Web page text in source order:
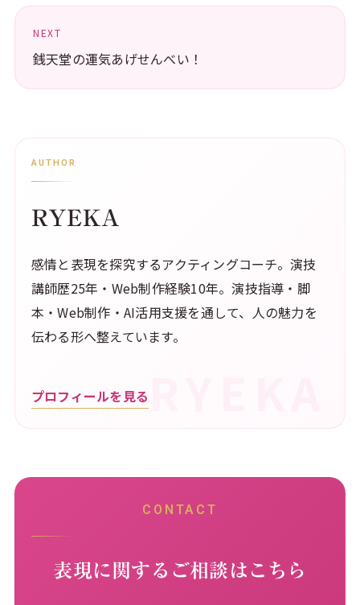
NEXT
銭天堂の運気あげせんべい！
AUTHOR
RYEKA
感情と表現を探究するアクティングコーチ。演技
講師歴25年・Web制作経験10年。演技指導・脚
本・Web制作・AI活用支援を通して、人の魅力を
伝わる形へ整えています。
プロフィールを見る
CONTACT
表現に関するご相談はこちら